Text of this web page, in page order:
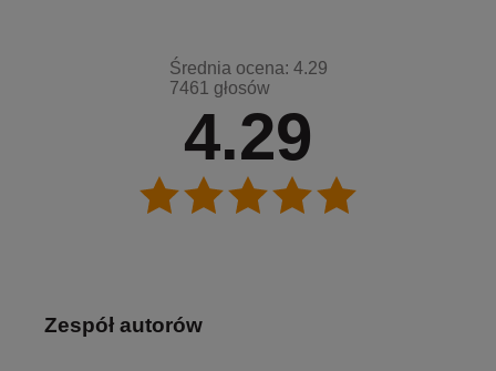
4.29
Średnia ocena: 4.29
7461 głosów
Zespół autorów